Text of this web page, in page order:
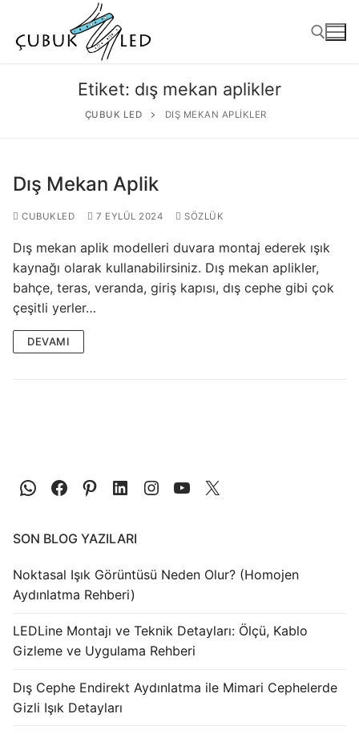
ANASAYFA
ÜRÜNLER
LED Modüller
Sabit Gerilim Şerit LED
Sabit Gerilim Çubuk LED
Sabit Akım Çubuk LED
LED Profilleri
Etiket: dış mekan aplikler
ÇUBUK LED DIŞ MEKAN APLIKLER
Dış Mekan Aplik
CUBUKLED 7 EYLÜL 2024 SÖZLÜK
Dış mekan aplik modelleri duvara montaj ederek ışık
kaynağı olarak kullanabilirsiniz. Dış mekan aplikler,
bahçe, teras, veranda, giriş kapısı, dış cephe gibi çok
çeşitli yerler…
DEVAMI
SON BLOG YAZILARI
Noktasal Işık Görüntüsü Neden Olur? (Homojen
Aydınlatma Rehberi)
LEDLine Montajı ve Teknik Detayları: Ölçü, Kablo
Gizleme ve Uygulama Rehberi
Dış Cephe Endirekt Aydınlatma ile Mimari Cephelerde
Gizli Işık Detayları